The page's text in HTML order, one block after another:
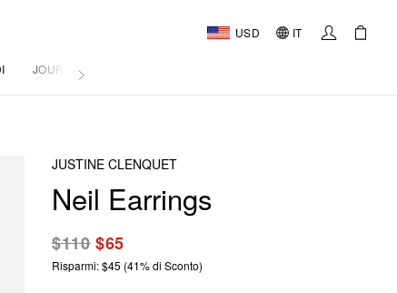
USD IT
JOURNAL
JUSTINE CLENQUET
Neil Earrings
$110$65
Risparmi: $45 (41% di Sconto)